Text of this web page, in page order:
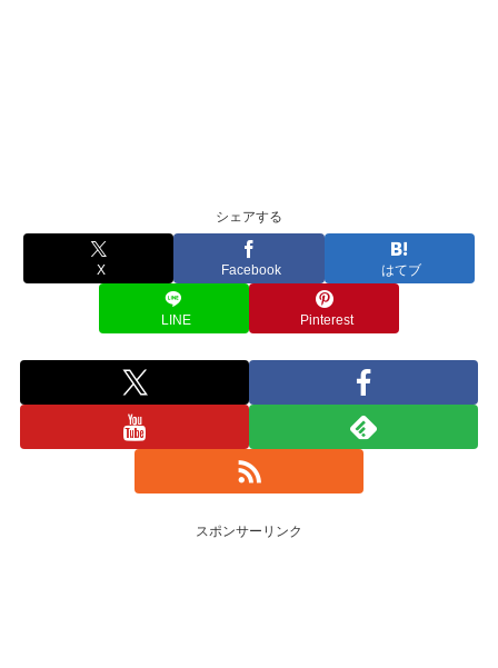
シェアする
X Facebook はてブ
LINE Pinterest
スポンサーリンク